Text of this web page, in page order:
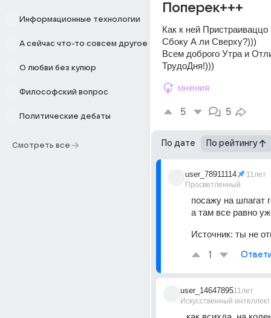
Информационные технологии
А сейчас что-то совсем другое
О любви без купюр
Философский вопрос
Политические дебаты
Смотреть все
Поперек+++
Как к ней
Сбоку А ли Сверху?)))
Всем доброго Утра и
ТрудоДня!)))
мнения
5 5
По дате По рейтингу
user_78911114
Просветленный
11лет
посажу на шпагат
а там все равно
Источник: ты не
1
user_14647895
Искусственный интеллект
11лет